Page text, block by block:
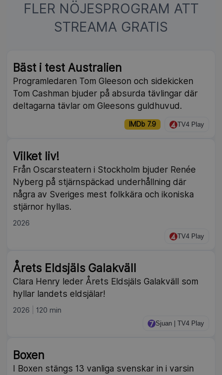
FLER NÖJESPROGRAM ATT
STREAMA GRATIS
Bäst i test Australien
Programledaren Tom Gleeson och sidekicken
Tom Cashman bjuder på absurda tävlingar där
deltagarna tävlar om Gleesons guldhuvud.
IMDb 7.9 TV4 Play
Vilket liv!
Från Oscarsteatern i Stockholm bjuder Renée
Nyberg på stjärnspäckad underhållning där
några av Sveriges mest folkkära och ikoniska
stjärnor hyllas.
2026
TV4 Play
Årets Eldsjäls Galakväll
Clara Henry leder Årets Eldsjäls Galakväll som
hyllar landets eldsjälar!
2026 120 min
Sjuan | TV4 Play
Boxen
I Boxen stängs 13 vanliga svenskar in i varsin